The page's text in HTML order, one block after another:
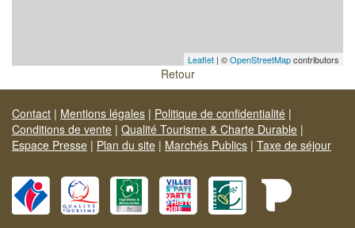
Leaflet | ©OpenStreetMapcontributors
Retour
Contact | Mentions légales | Politique de confidentialité |
Conditions de vente | Qualité Tourisme & Charte Durable |
Espace Presse | Plan du site | Marchés Publics | Taxe de séjour